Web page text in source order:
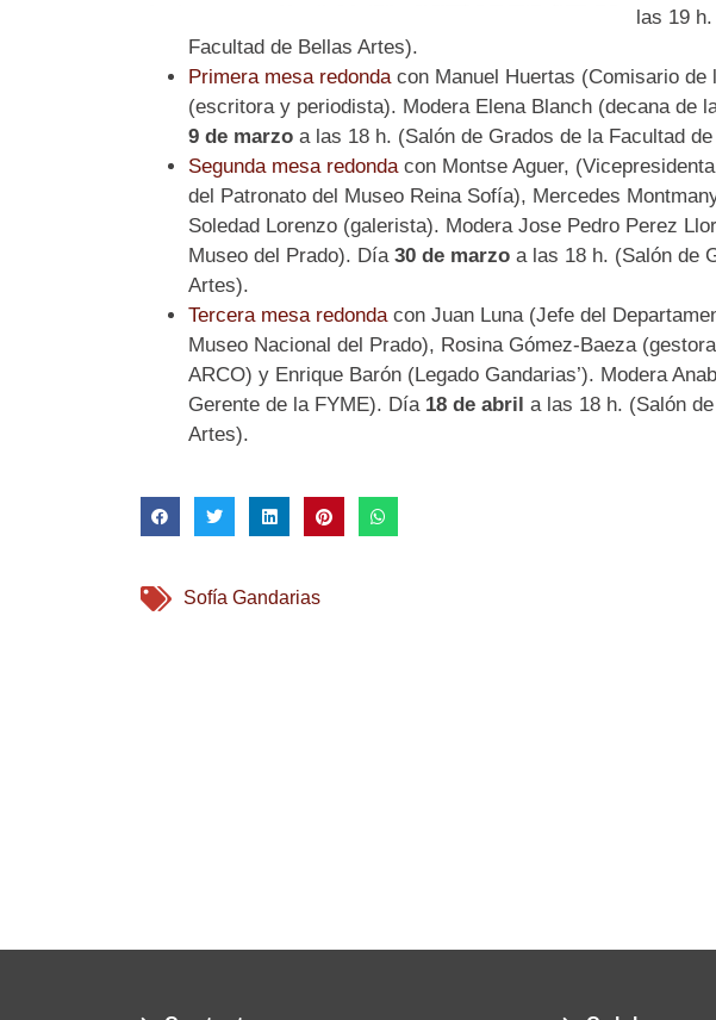
las 19
Facultad de Bellas Artes).
Primera mesa redondacon Manuel Huertas (Comisario de
(escritora y periodista). Modera Elena Blanch (decana de
9 de marzoa las 18 h. (Salón de Grados de la Facultad
Segunda mesa redondacon Montse Aguer,
del Patronato del Museo Reina Sofía), Mercedes
Soledad Lorenzo (galerista). Modera Jose Pedro Perez
Museo del Prado). Día 30 de marzoa las 18 h. (Salón de
Artes).
Tercera mesa redondacon Juan Luna (Jefe del
Museo Nacional del Prado), Rosina Gómez-Baeza
ARCO) y Enrique Barón (Legado Gandarias’). Modera
Gerente de la FYME). Día 18 de abril a las 18 h. (Salón
Artes).
Sofía Gandarias